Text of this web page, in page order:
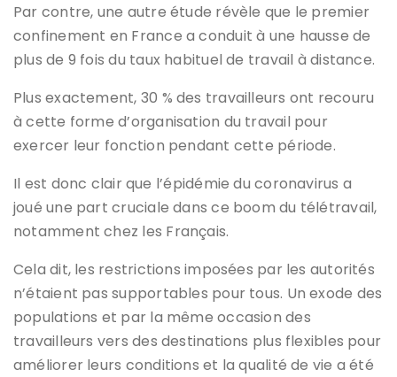
Par contre, une autre étude révèle que le premier
confinement en France a conduit à une hausse de
plus de 9 fois du taux habituel de travail à distance.
Plus exactement, 30 % des travailleurs ont recouru
à cette forme d’organisation du travail pour
exercer leur fonction pendant cette période.
Il est donc clair que l’épidémie du coronavirus a
joué une part cruciale dans ce boom du télétravail,
notamment chez les Français.
Cela dit, les restrictions imposées par les autorités
n’étaient pas supportables pour tous. Un exode des
populations et par la même occasion des
travailleurs vers des destinations plus flexibles pour
améliorer leurs conditions et la qualité de vie a été